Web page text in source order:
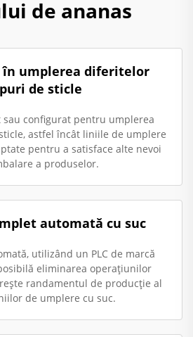
de ananas
umplerea diferitelor
de sticle
sau configurat pentru umplerea
astfel încât liniile de umplere
pentru a satisface alte nevoi
a produselor.
automată cu suc
utilizând un PLC de marcă
eliminarea operațiunilor
randamentul de producție al
de umplere cu suc.